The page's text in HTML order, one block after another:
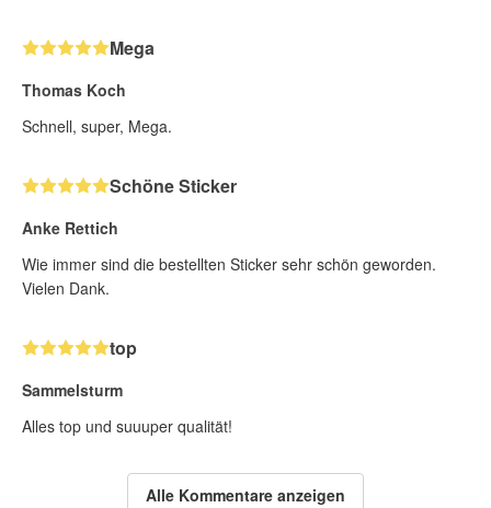
Mega
Thomas Koch
Schnell, super, Mega.
Schöne Sticker
Anke Rettich
Wie immer sind die bestellten Sticker sehr schön geworden.
Vielen Dank.
top
Sammelsturm
Alles top und suuuper qualität!
Alle Kommentare anzeigen